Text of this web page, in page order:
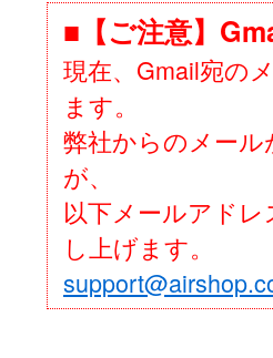
■【ご注意】
現在、Gmail宛の
ます。
弊社からのメー
が、
以下メールアド
し上げます。